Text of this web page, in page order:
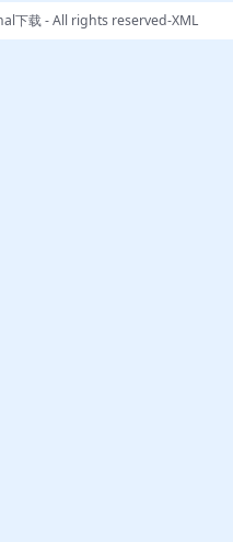
下载- All rights reserved-XML